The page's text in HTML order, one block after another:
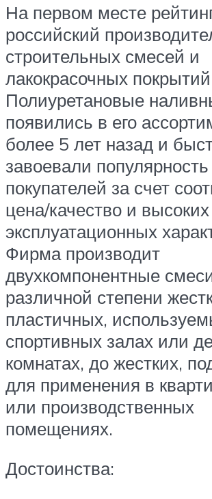
На первом месте
российский
строительных смесей и
лакокрасочных
Полиуретановые
появились в его
более 5 лет назад и
завоевали
покупателей за счет
цена/качество и высоких
эксплуатационных
Фирма производит
двухкомпонентные
различной степени
пластичных,
спортивных залах или
комнатах, до жестких,
для применения в
или производственных
помещениях.
Достоинства: